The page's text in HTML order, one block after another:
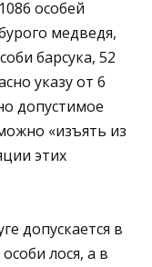
особей
медведя,
барсука, 52
указу от 6
допустимое
«изъять из
этих
допускается в
лося, а в